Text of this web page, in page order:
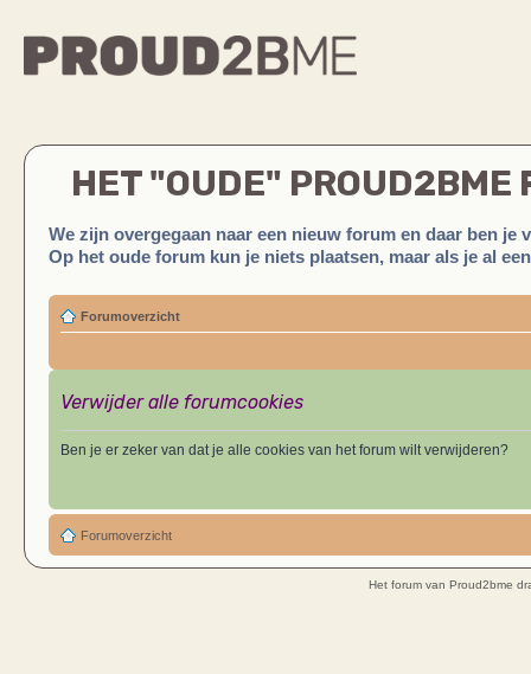
HET "OUDE" PROUD2BME
We zijn overgegaan naar een nieuw forum en daar ben je
Op het oude forum kun je niets plaatsen, maar als je al
Forumoverzicht
Verwijder alle forumcookies
Ben je er zeker van dat je alle cookies van het forum wilt verwijderen?
Forumoverzicht
Het forum van Proud2bme